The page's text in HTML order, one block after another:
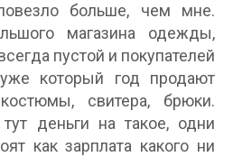
больше, чем мне.
магазина одежды,
пустой и покупателей
который год продают
свитера, брюки.
деньги на такое, одни
как зарплата какого ни